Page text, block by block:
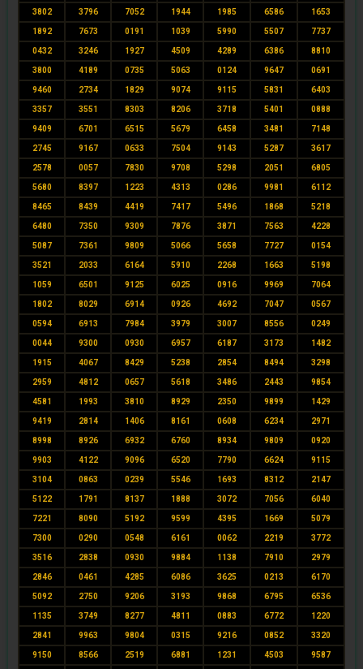
3802 3796 7052 1944 1985 6586 1653
1892 7673 0191 1039 5990 5507 7737
0432 3246 1927 4509 4289 6386 8810
3800 4189 0735 5063 0124 9647 0691
9460 2734 1829 9074 9115 5831 6403
3357 3551 8303 8206 3718 5401 0888
9409 6701 6515 5679 6458 3481 7148
2745 9167 0633 7504 9143 5287 3617
2578 0057 7830 9708 5298 2051 6805
5680 8397 1223 4313 0286 9981 6112
8465 8439 4419 7417 5496 1868 5218
6480 7350 9309 7876 3871 7563 4228
5087 7361 9809 5066 5658 7727 0154
3521 2033 6164 5910 2268 1663 5198
1059 6501 9125 6025 0916 9969 7064
1802 8029 6914 0926 4692 7047 0567
0594 6913 7984 3979 3007 8556 0249
0044 9300 0930 6957 6187 3173 1482
1915 4067 8429 5238 2854 8494 3298
2959 4812 0657 5618 3486 2443 9854
4581 1993 3810 8929 2350 9899 1429
9419 2814 1406 8161 0608 6234 2971
8998 8926 6932 6760 8934 9809 0920
9903 4122 9096 6520 7790 6624 9115
3104 0863 0239 5546 1693 8312 2147
5122 1791 8137 1888 3072 7056 6040
7221 8090 5192 9599 4395 1669 5079
7300 0290 0548 6161 0062 2219 3772
3516 2838 0930 9884 1138 7910 2979
2846 0461 4285 6086 3625 0213 6170
5092 2750 9206 3193 9868 6795 6536
1135 3749 8277 4811 0883 6772 1220
2841 9963 9804 0315 9216 0852 3320
9150 8566 2519 6881 1231 4503 9587